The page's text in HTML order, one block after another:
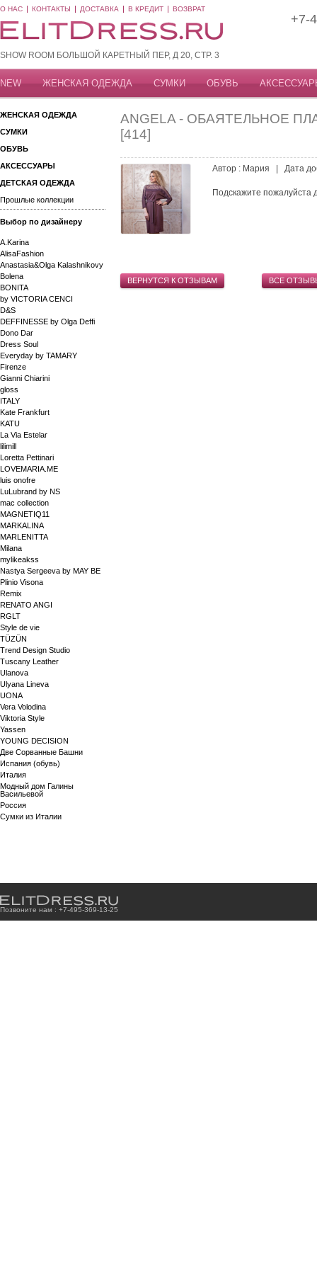
О НАС КОНТАКТЫ ДОСТАВКА В КРЕДИТ ВОЗВРАТ
SHOW ROOM БОЛЬШОЙ КАРЕТНЫЙ ПЕР, Д 20, СТР. 3
+7-
NEW ЖЕНСКАЯ ОДЕЖДА СУМКИ ОБУВЬ
ЖЕНСКАЯ ОДЕЖДА
СУМКИ
ОБУВЬ
АКСЕССУАРЫ
ДЕТСКАЯ ОДЕЖДА
Прошлые коллекции
Выбор по дизайнеру
A.Karina
AlisaFashion
Anastasia&Olga Kalashnikovy
Bolena
BONITA
by VICTORIA CENCI
D&S
DEFFINESSE by Olga Deffi
Dono Dar
Dress Soul
Everyday by TAMARY
Firenze
Gianni Chiarini
gloss
ITALY
Kate Frankfurt
KATU
La Via Estelar
lilimill
Loretta Pettinari
LOVEMARIA.ME
luis onofre
LuLubrand by NS
mac collection
MAGNETIQ11
MARKALINA
MARLENITTA
Milana
mylikeakss
Nastya Sergeeva by MAY BE
Plinio Visona
Remix
RENATO ANGI
RGLT
Style de vie
TÜZÜN
Trend Design Studio
Tuscany Leather
Ulanova
Ulyana Lineva
UONA
Vera Volodina
Viktoria Style
Yassen
YOUNG DECISION
Две Сорванные Башни
Испания (обувь)
Италия
Модный дом Галины
Васильевой
Россия
Сумки из Италии
ANGELA - ОБАЯТЕЛЬНОЕ
[414]
Автор : Мария | Дата
Подскажите пожалуйста
ВЕРНУТСЯ К ОТЗЫВАМ ВСЕ
Позвоните нам : +7-495-369-13-25